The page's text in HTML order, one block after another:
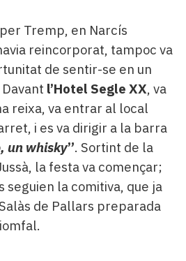
Tremp, en Narcís
reincorporat, tampoc va
de sentir-se en un
l’Hotel Segle XX, va
reixa, va entrar al local
i es va dirigir a la barra
un whisky”. Sortint de la
la festa va començar;
seguien la comitiva, que ja
de Pallars preparada